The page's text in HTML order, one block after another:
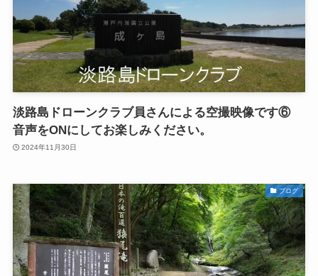
淡路島ドローンクラブ員さんによる空撮映像です⑥
音声をONにしてお楽しみください。
2024年11月30日
ブログ